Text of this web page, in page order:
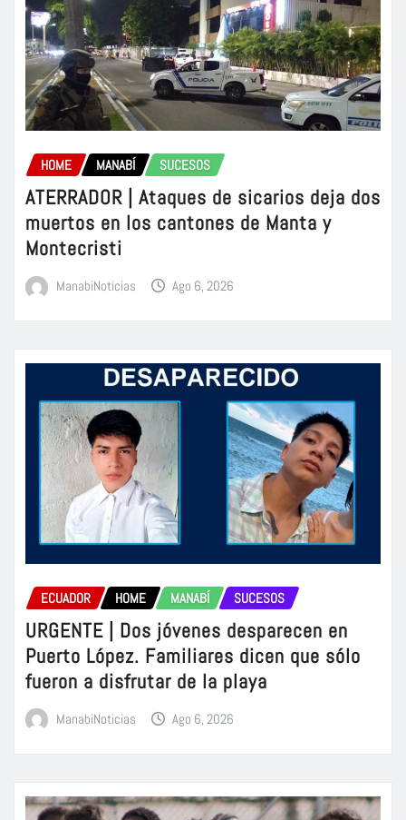
HOME MANABÍ SUCESOS
ATERRADOR | Ataques de sicarios deja dos
muertos en los cantones de Manta y
Montecristi
ManabiNoticias Ago 6, 2026
ECUADOR HOME MANABÍ SUCESOS
URGENTE | Dos jóvenes desparecen en
Puerto López. Familiares dicen que sólo
fueron a disfrutar de la playa
ManabiNoticias Ago 6, 2026